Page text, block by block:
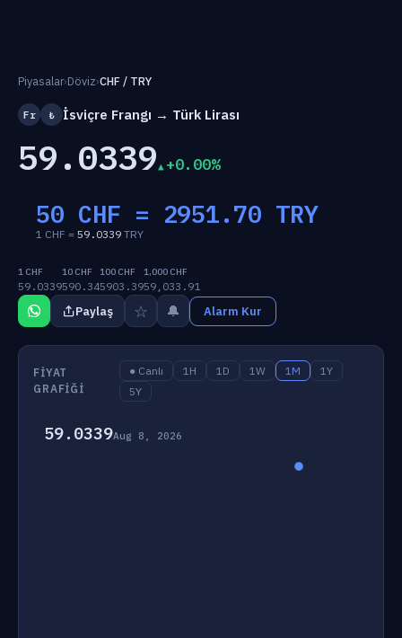
Piyasalar›Döviz›CHF / TRY
Fr ₺ İsviçre Frangı → Türk Lirası
59.0339 +0.00%
50 CHF = 2951.70 TRY
1 CHF = 59.0339 TRY
1 CHF
59.0339
10 CHF
590.34
100 CHF
5903.39
1,000 CHF
59,033.91
Paylaş ☆ 🔔 Alarm Kur
FIYAT
GRAFIĞI
● Canlı 1H 1D 1W 1M
1Y
5Y
59.0339Aug 8, 2026